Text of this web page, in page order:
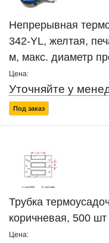
Непрерывная
342-YL, желтая,
м, макс. диаметр
Цена:
Уточняйте у
Под заказ
Трубка
коричневая, 500 шт
Цена: